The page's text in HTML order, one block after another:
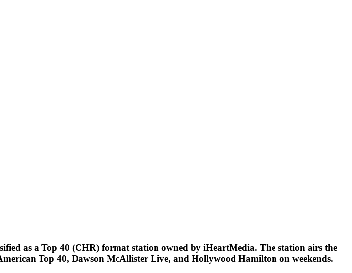
as a Top 40 (CHR) format station owned by iHeartMedia. The station airs the
Top 40, Dawson McAllister Live, and Hollywood Hamilton on weekends.